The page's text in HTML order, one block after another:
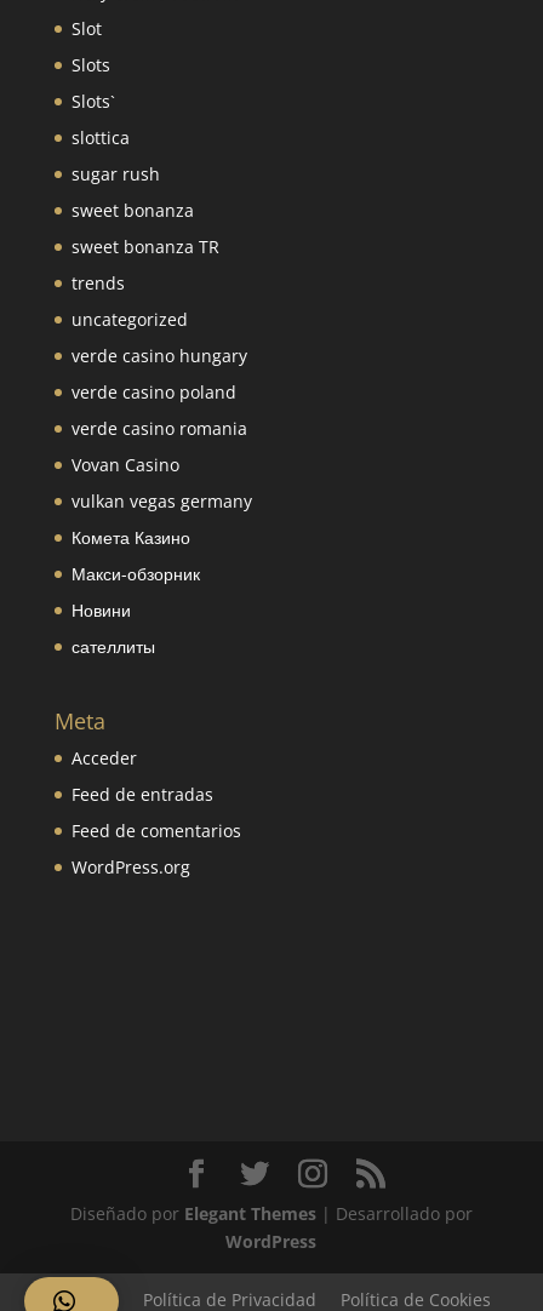
Slot
Slots
Slots`
slottica
sugar rush
sweet bonanza
sweet bonanza TR
trends
uncategorized
verde casino hungary
verde casino poland
verde casino romania
Vovan Casino
vulkan vegas germany
Комета Казино
Макси-обзорник
Новини
сателлиты
Meta
Acceder
Feed de entradas
Feed de comentarios
WordPress.org
Diseñado por Elegant Themes| Desarrollado por
WordPress
Aviso Legal Política de Privacidad Política de Cookies